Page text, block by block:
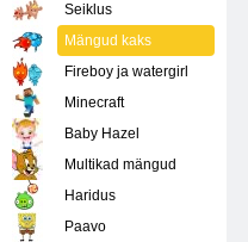
Seiklus
Mängud kaks
Fireboy ja watergirl
Minecraft
Baby Hazel
Multikad mängud
Haridus
Paavo